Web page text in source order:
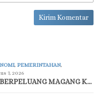
, PEMERINTAHAN,
7, 2026
MAGANG K…